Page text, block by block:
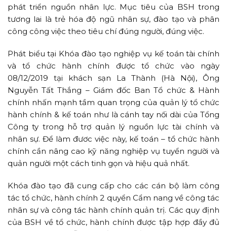
phát triển nguồn nhân lực. Mục tiêu của BSH trong
tương lai là trẻ hóa độ ngũ nhân sự, đào tạo và phân
công công việc theo tiêu chí đúng người, đúng việc.
Phát biểu tại Khóa đào tạo nghiệp vụ kế toán tài chính
và tổ chức hành chính được tổ chức vào ngày
08/12/2019 tại khách sạn La Thành (Hà Nội), Ông
Nguyễn Tất Thắng – Giám đốc Ban Tổ chức & Hành
chính nhấn mạnh tầm quan trọng của quản lý tổ chức
hành chính & kế toán như là cánh tay nối dài của Tổng
Công ty trong hỗ trợ quản lý nguồn lực tài chính và
nhân sự. Để làm đươc việc này, kế toán – tổ chức hành
chính cần nâng cao kỹ năng nghiệp vụ tuyển người và
quản người một cách tinh gọn và hiệu quả nhất.
Khóa đào tạo đã cung cấp cho các cán bộ làm công
tác tổ chức, hành chính 2 quyển Cẩm nang về công tác
nhân sự và công tác hành chính quản trị. Các quy định
của BSH về tổ chức, hành chính được tập hợp đầy đủ